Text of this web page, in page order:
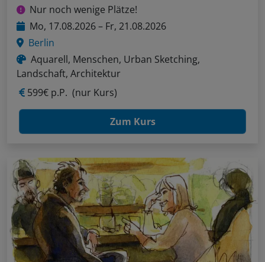
Nur noch wenige Plätze!
Mo, 17.08.2026 – Fr, 21.08.2026
Berlin
Aquarell, Menschen, Urban Sketching,
Landschaft, Architektur
599€ p.P. (nur Kurs)
Zum Kurs